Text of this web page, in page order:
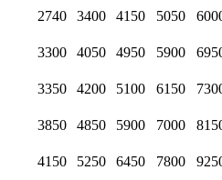
2740 3400 4150 5050
3300 4050 4950 5900
3350 4200 5100 6150
3850 4850 5900 7000
4150 5250 6450 7800